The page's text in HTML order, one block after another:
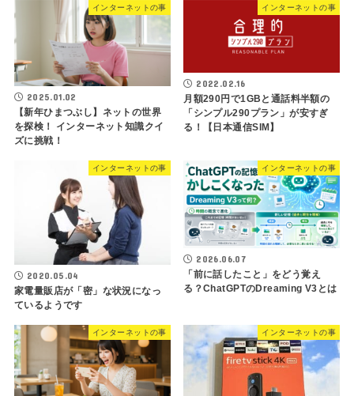
インターネットの事
2025.01.02
【新年ひまつぶし】ネットの世界
を探検！ インターネット知識クイ
ズに挑戦！
インターネットの事
2022.02.16
月額290円で1GBと通話料半額の
「シンプル290プラン」が安すぎ
る！【日本通信SIM】
インターネットの事
2020.05.04
家電量販店が「密」な状況になっ
ているようです
インターネットの事
2026.06.07
「前に話したこと」をどう覚え
る？ChatGPTのDreaming V3とは
インターネットの事 インターネットの事